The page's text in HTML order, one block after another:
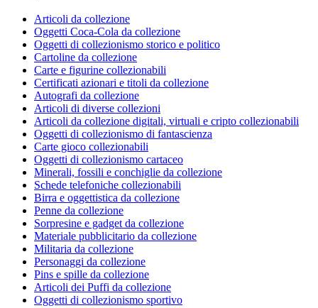
Articoli da collezione
Oggetti Coca-Cola da collezione
Oggetti di collezionismo storico e politico
Cartoline da collezione
Carte e figurine collezionabili
Certificati azionari e titoli da collezione
Autografi da collezione
Articoli di diverse collezioni
Articoli da collezione digitali, virtuali e cripto collezionabili
Oggetti di collezionismo di fantascienza
Carte gioco collezionabili
Oggetti di collezionismo cartaceo
Minerali, fossili e conchiglie da collezione
Schede telefoniche collezionabili
Birra e oggettistica da collezione
Penne da collezione
Sorpresine e gadget da collezione
Materiale pubblicitario da collezione
Militaria da collezione
Personaggi da collezione
Pins e spille da collezione
Articoli dei Puffi da collezione
Oggetti di collezionismo sportivo